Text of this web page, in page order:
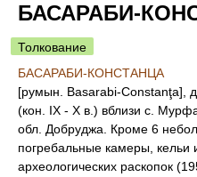
БАСАРАБИ-
Толкование
БАСАРАБИ-КОНСТАНЦА
[румын. Basarabi-Constanţa],
(кон. IX - Х в.) вблизи с.
обл. Добруджа. Кроме 6
погребальные камеры, кельи
археологических раскопок